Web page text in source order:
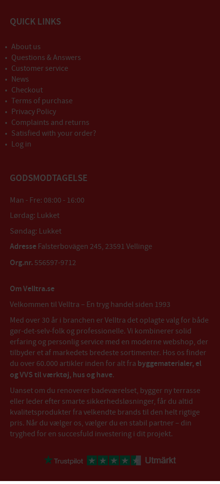
QUICK LINKS
About us
Questions & Answers
Customer service
News
Checkout
Terms of purchase
Privacy Policy
Complaints and returns
Satisfied with your order?
Log in
GODSMODTAGELSE
Man - Fre: 08:00 - 16:00
Lørdag: Lukket
Søndag: Lukket
Adresse Falsterbovägen 245, 23591 Vellinge
Org.nr. 556597-9712
Om Velltra.se
Velkommen til Velltra – En tryg handel siden 1993
Med over 30 år i branchen er Velltra det oplagte valg for både
gør-det-selv-folk og professionelle. Vi kombinerer solid
erfaring og personlig service med en moderne webshop, der
tilbyder et af markedets bredeste sortimenter. Hos os finder
du over 60.000 artikler inden for alt fra byggematerialer, el
og VVS til værktøj, hus og have.
Uanset om du renoverer badeværelset, bygger ny terrasse
eller leder efter smarte sikkerhedsløsninger, får du altid
kvalitetsprodukter fra velkendte brands til den helt rigtige
pris. Når du vælger os, vælger du en stabil partner – din
tryghed for en succesfuld investering i dit projekt.